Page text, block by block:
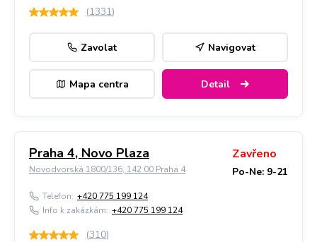
(1331)
Zavolat Navigovat
Mapa centra Detail
Praha 4, Novo Plaza
Novodvorská 1800/136, 142 00 Praha 4
Zavřeno
Po-Ne: 9-21
Telefon: +420 775 199 124
Info k zakázkám: +420 775 199 124
(310)